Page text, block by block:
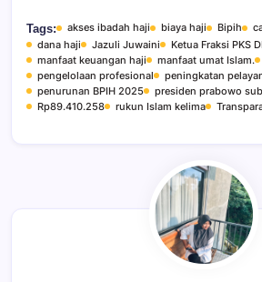
Tags: akses ibadah haji biaya haji Bipih
dana haji
Jazuli Juwaini
Ketua Fraksi PKS
manfaat keuangan haji
manfaat umat Islam.
pengelolaan profesional
peningkatan
penurunan BPIH 2025
presiden prabowo
Rp89.410.258
rukun Islam kelima